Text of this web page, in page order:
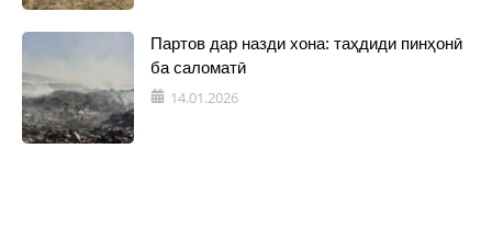
Партов дар назди хона: таҳдиди пинҳонӣ
ба саломатӣ
14.01.2026